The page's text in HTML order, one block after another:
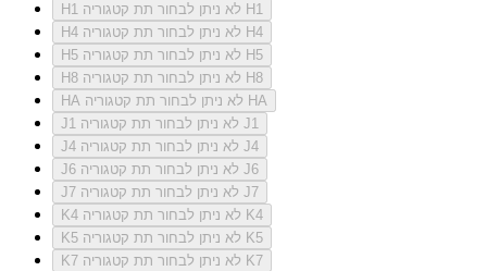
H1
לא ניתן לבחור תת קטגוריה H1
H4
לא ניתן לבחור תת קטגוריה H4
H5
לא ניתן לבחור תת קטגוריה H5
H8
לא ניתן לבחור תת קטגוריה H8
HA
לא ניתן לבחור תת קטגוריה HA
J1
לא ניתן לבחור תת קטגוריה J1
J4
לא ניתן לבחור תת קטגוריה J4
J6
לא ניתן לבחור תת קטגוריה J6
J7
לא ניתן לבחור תת קטגוריה J7
K4
לא ניתן לבחור תת קטגוריה K4
K5
לא ניתן לבחור תת קטגוריה K5
K7
לא ניתן לבחור תת קטגוריה K7